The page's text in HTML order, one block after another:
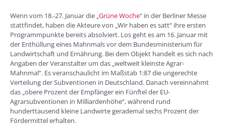
Wenn vom 18.-27. Januar die „Grüne Woche“ in der Berliner Messe
stattfindet, haben die Akteure von „Wir haben es satt“ ihre ersten
Programmpunkte bereits absolviert. Los geht es am 16. Januar mit
der Enthüllung eines Mahnmals vor dem Bundesministerium für
Landwirtschaft und Ernährung. Bei dem Objekt handelt es sich nach
Angaben der Veranstalter um das „weltweit kleinste Agrar-
Mahnmal“. Es veranschaulicht im Maßstab 1:87 die ungerechte
Verteilung der Subventionen in Deutschland. Danach vereinnahmt
das „obere Prozent der Empfänger ein Fünftel der EU-
Agrarsubventionen in Milliardenhöhe“, während rund
hunderttausend kleine Landwirte gerademal sechs Prozent der
Fördermittel erhalten.